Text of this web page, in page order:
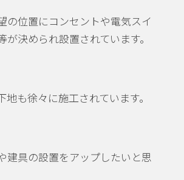
の位置にコンセントや電気スイ
が決められ設置されています。
地も徐々に施工されています。
建具の設置をアップしたいと思